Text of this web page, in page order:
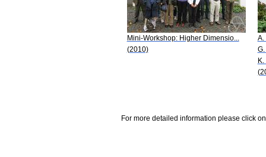
Mini-Workshop: Higher Dimensio...
(2010)
A.
For more detailed information please click